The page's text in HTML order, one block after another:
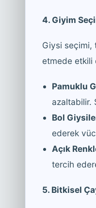
4. Giyim
Giysi seçimi,
etmede etkili
Pamuklu
azaltabilir.
Bol
ederek
Açık
tercih
5. Bitkisel